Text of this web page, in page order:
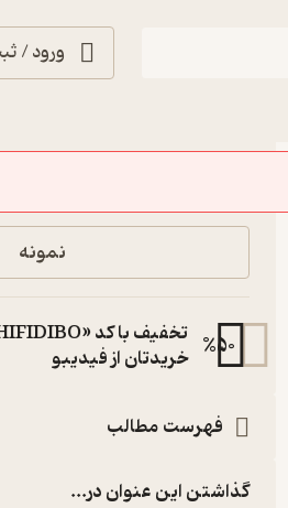
ورود /
نمونه
%50
خریدتان از فیدیبو
فهرست مطالب
گذاشتن این عنوان در...